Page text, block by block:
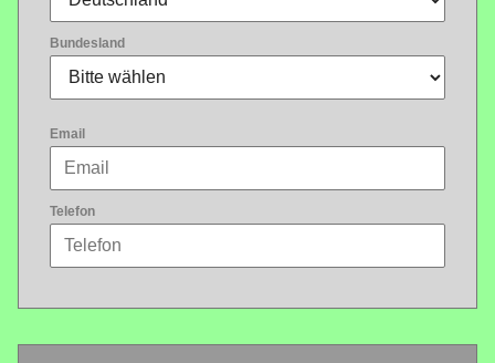
Bundesland
Email
Telefon